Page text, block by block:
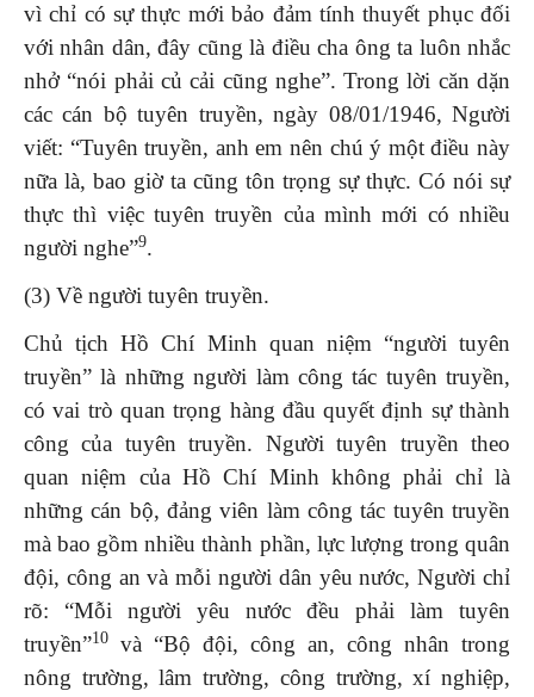
vì chỉ có sự thực mới bảo đảm tính thuyết phục đối
với nhân dân, đây cũng là điều cha ông ta luôn nhắc
nhở “nói phải củ cải cũng nghe”. Trong lời căn dặn
các cán bộ tuyên truyền, ngày 08/01/1946, Người
viết: “Tuyên truyền, anh em nên chú ý một điều này
nữa là, bao giờ ta cũng tôn trọng sự thực. Có nói sự
thực thì việc tuyên truyền của mình mới có nhiều
người nghe”9.
(3) Về người tuyên truyền.
Chủ tịch Hồ Chí Minh quan niệm “người tuyên
truyền” là những người làm công tác tuyên truyền,
có vai trò quan trọng hàng đầu quyết định sự thành
công của tuyên truyền. Người tuyên truyền theo
quan niệm của Hồ Chí Minh không phải chỉ là
những cán bộ, đảng viên làm công tác tuyên truyền
mà bao gồm nhiều thành phần, lực lượng trong quân
đội, công an và mỗi người dân yêu nước, Người chỉ
rõ: “Mỗi người yêu nước đều phải làm tuyên
truyền”10
và “Bộ đội, công an, công nhân trong
nông trường, lâm trường, công trường, xí nghiệp,